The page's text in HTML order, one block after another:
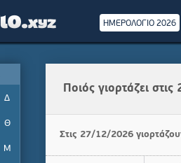
ΗΜΕΡΟΛΟΓΙΟ 2026
Δ
Θ
Μ
Ποιός γιορτάζει
Στις 27/12/2026